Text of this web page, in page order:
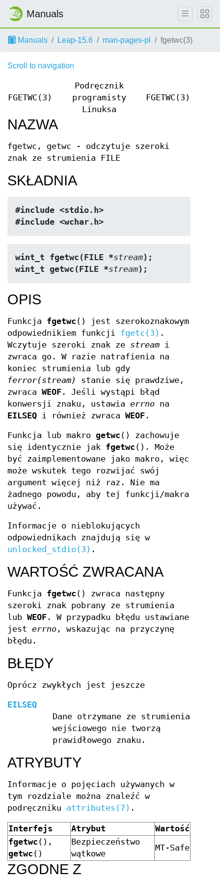
Manuals
Manuals Leap-15.6 man-pages-pl fgetwc(3)
Scroll to navigation
FGETWC(3)
Podręcznik
programisty
Linuksa
FGETWC(3)
NAZWA
fgetwc, getwc - odczytuje szeroki
znak ze strumienia FILE
SKŁADNIA
#include <stdio.h>
#include <wchar.h>
wint_t fgetwc(FILE *stream);
wint_t getwc(FILE *stream);
OPIS
Funkcja fgetwc () jest szerokoznakowym
odpowiednikiem funkcji fgetc(3) .
Wczytuje szeroki znak ze stream i
zwraca go. W razie natrafienia na
koniec strumienia lub gdy
ferror(stream)
stanie się prawdziwe,
zwraca WEOF . Jeśli wystąpi błąd
konwersji znaku, ustawia errno na
EILSEQ i również zwraca WEOF .
Funkcja lub makro getwc () zachowuje
się identycznie jak fgetwc (). Może
być zaimplementowane jako makro, więc
może wskutek tego rozwijać swój
argument więcej niż raz. Nie ma
żadnego powodu, aby tej funkcji/makra
używać.
Informacje o nieblokujących
odpowiednikach znajdują się w
unlocked_stdio(3) .
WARTOŚĆ ZWRACANA
Funkcja fgetwc () zwraca następny
szeroki znak pobrany ze strumienia
lub WEOF . W przypadku błędu ustawiane
jest errno , wskazując na przyczynę
błędu.
BŁĘDY
Oprócz zwykłych jest jeszcze
EILSEQ
Dane otrzymane ze strumienia
wejściowego nie tworzą
prawidłowego znaku.
ATRYBUTY
Informacje o pojęciach używanych w
tym rozdziale można znaleźć w
podręczniku attributes(7) .
Interfejs Atrybut
Wartość
fgetwc (),
getwc ()
Bezpieczeństwo
wątkowe
MT-Safe
ZGODNE Z